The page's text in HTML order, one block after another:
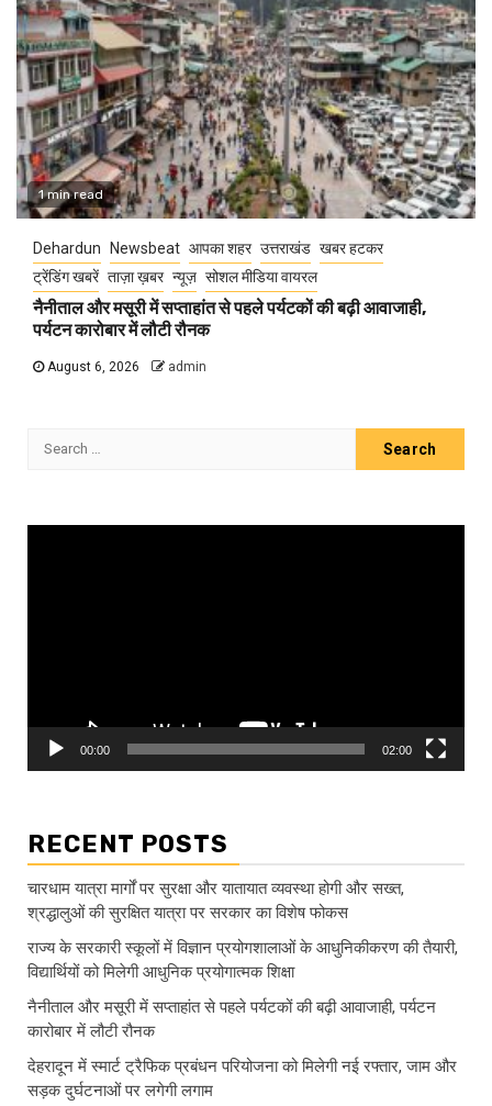
1 min read
Dehardun Newsbeat आपका शहर उत्तराखंड खबर हटकर
ट्रेंडिंग खबरें ताज़ा ख़बर न्यूज़ सोशल मीडिया वायरल
नैनीताल और मसूरी में सप्ताहांत से पहले पर्यटकों की बढ़ी आवाजाही,
पर्यटन कारोबार में लौटी रौनक
August 6, 2026 admin
Search
00:00 02:00
RECENT POSTS
चारधाम यात्रा मार्गों पर सुरक्षा और यातायात व्यवस्था होगी और सख्त,
श्रद्धालुओं की सुरक्षित यात्रा पर सरकार का विशेष फोकस
राज्य के सरकारी स्कूलों में विज्ञान प्रयोगशालाओं के आधुनिकीकरण की तैयारी,
विद्यार्थियों को मिलेगी आधुनिक प्रयोगात्मक शिक्षा
नैनीताल और मसूरी में सप्ताहांत से पहले पर्यटकों की बढ़ी आवाजाही, पर्यटन
कारोबार में लौटी रौनक
देहरादून में स्मार्ट ट्रैफिक प्रबंधन परियोजना को मिलेगी नई रफ्तार, जाम और
सड़क दुर्घटनाओं पर लगेगी लगाम